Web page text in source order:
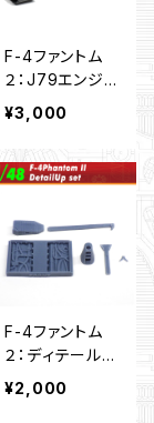
F-4ファントム
２：J79エンジン
ノズル（後期
型）"クローズタ
イプ”（1/48）
¥3,000
F-4ファントム
２：ディテールア
ップセット（1/4
¥2,000